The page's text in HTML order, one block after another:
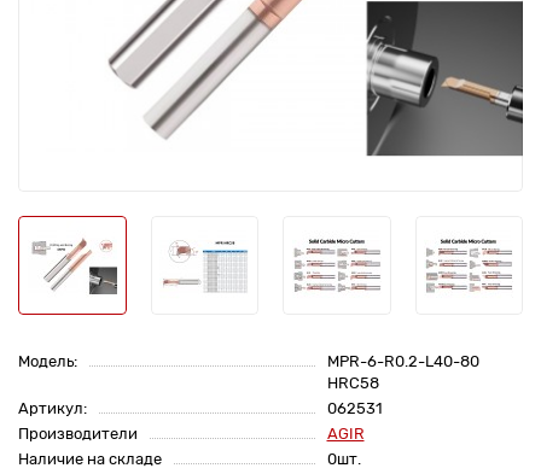
Модель:
MPR-6-R0.2-L40-80
HRC58
Артикул:
062531
Производители
AGIR
Наличие на складе
0шт.